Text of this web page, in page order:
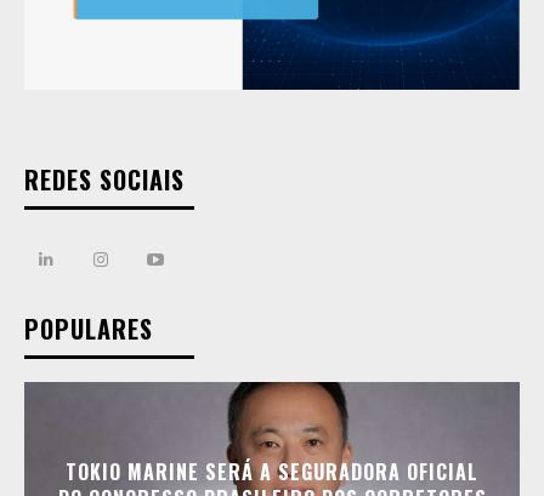
REDES SOCIAIS
POPULARES
TOKIO MARINE SERÁ A SEGURADORA OFICIAL